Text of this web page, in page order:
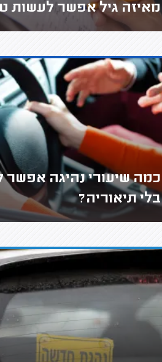
מאיזה גיל אפשר לעשות
כמה שיעורי נהיגה אפשר
בלי תיאוריה?